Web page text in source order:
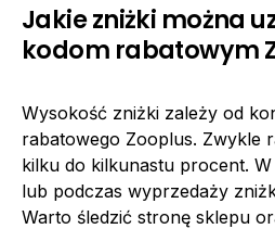
Jakie zniżki można
kodom rabatowym
Wysokość zniżki zależy od
rabatowego Zooplus. Zwykle
kilku do kilkunastu procent.
lub podczas wyprzedaży
Warto śledzić stronę sklepu